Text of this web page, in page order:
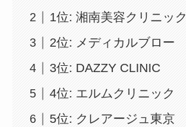
1位: 湘南美容クリニック
2位: メディカルブロー
3位: DAZZY CLINIC
4位: エルムクリニック
5位: クレアージュ東京